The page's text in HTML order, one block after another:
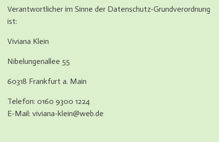
Verantwortlicher im Sinne der Datenschutz-Grundverordnung
ist:
Viviana Klein
Nibelungenallee 55
60318 Frankfurt a. Main
Telefon: 0160 9300 1224
E-Mail: viviana-klein@web.de